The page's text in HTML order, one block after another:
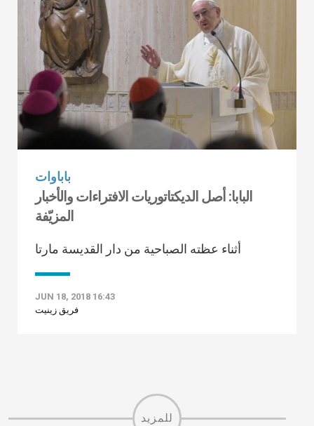
باباوات
البابا: أصل الديكتاتوريات الافتراءات والأخبار
المزيّفة
أثناء عظته الصباحية من دار القديسة مارتا
JUN 18, 2018 16:43
فريق زينيت
للمزيد